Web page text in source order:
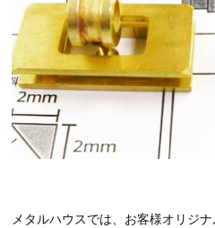
メタルハウスでは、お客様オリジ